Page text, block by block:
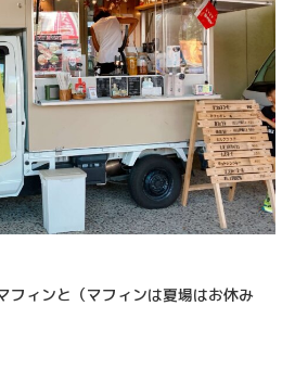
フィンと（マフィンは夏場はお休み